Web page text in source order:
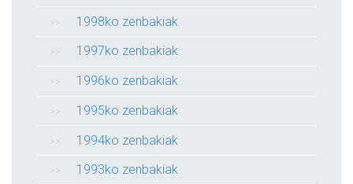
1998ko zenbakiak
1997ko zenbakiak
1996ko zenbakiak
1995ko zenbakiak
1994ko zenbakiak
1993ko zenbakiak